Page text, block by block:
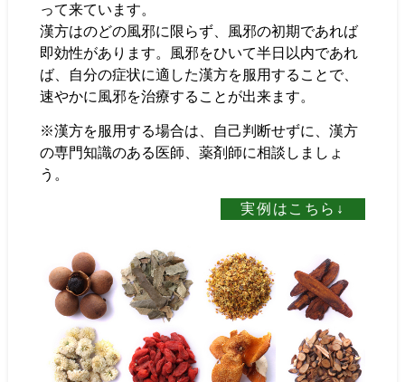
って来ています。
漢方はのどの風邪に限らず、風邪の初期であれば
即効性があります。風邪をひいて半日以内であれ
ば、自分の症状に適した漢方を服用することで、
速やかに風邪を治療することが出来ます。
※漢方を服用する場合は、自己判断せずに、漢方
の専門知識のある医師、薬剤師に相談しましょ
う。
実例はこちら↓